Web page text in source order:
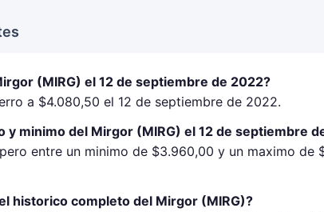
(MIRG) el 12 de septiembre de 2022?
a $4.080,50 el 12 de septiembre de 2022.
y minimo del Mirgor (MIRG) el 12 de septiembre
entre un minimo de $3.960,00 y un maximo de
historico completo del Mirgor (MIRG)?